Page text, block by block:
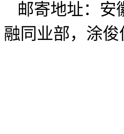
邮寄地址：安
融同业部，涂俊